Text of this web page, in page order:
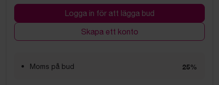
Logga in för att lägga bud
Skapa ett konto
Moms på bud 25%